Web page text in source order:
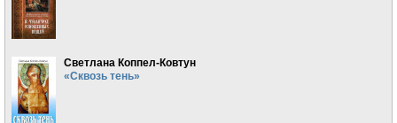
Светлана Коппел-Ковтун
«Сквозь тень»